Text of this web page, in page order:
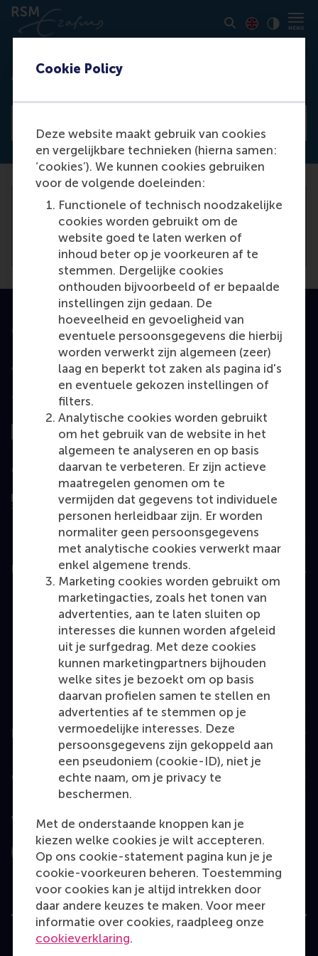
Cookie Policy
Deze website maakt gebruik van cookies
en vergelijkbare technieken (hierna samen:
‘cookies’). We kunnen cookies gebruiken
voor de volgende doeleinden:
Functionele of technisch noodzakelijke
cookies worden gebruikt om de
website goed te laten werken of
inhoud beter op je voorkeuren af te
stemmen. Dergelijke cookies
onthouden bijvoorbeeld of er bepaalde
instellingen zijn gedaan. De
hoeveelheid en gevoeligheid van
eventuele persoonsgegevens die hierbij
worden verwerkt zijn algemeen (zeer)
laag en beperkt tot zaken als pagina id's
en eventuele gekozen instellingen of
filters.
Analytische cookies worden gebruikt
om het gebruik van de website in het
algemeen te analyseren en op basis
daarvan te verbeteren. Er zijn actieve
maatregelen genomen om te
vermijden dat gegevens tot individuele
personen herleidbaar zijn. Er worden
normaliter geen persoonsgegevens
met analytische cookies verwerkt maar
enkel algemene trends.
Marketing cookies worden gebruikt om
marketingacties, zoals het tonen van
advertenties, aan te laten sluiten op
interesses die kunnen worden afgeleid
uit je surfgedrag. Met deze cookies
kunnen marketingpartners bijhouden
welke sites je bezoekt om op basis
daarvan profielen samen te stellen en
advertenties af te stemmen op je
vermoedelijke interesses. Deze
persoonsgegevens zijn gekoppeld aan
een pseudoniem (cookie-ID), niet je
echte naam, om je privacy te
beschermen.
Met de onderstaande knoppen kan je
kiezen welke cookies je wilt accepteren.
Op ons cookie-statement pagina kun je je
cookie-voorkeuren beheren. Toestemming
voor cookies kan je altijd intrekken door
daar andere keuzes te maken. Voor meer
informatie over cookies, raadpleeg onze
cookieverklaring.
Toon
Switch to
Klik
Access denied
You need to be logged in the backend
view this article.
Geaccrediteerd door
Top gerangschikt
Geëvalueerd door
Education
Bachelor
Executive Education
Programme finder
Information for
Contact
Volg ons
InstagramLinkedInFacebookYouTube
X Bluesky